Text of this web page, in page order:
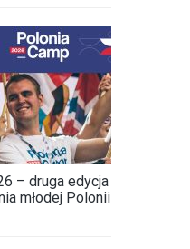
– druga edycja
młodej Polonii